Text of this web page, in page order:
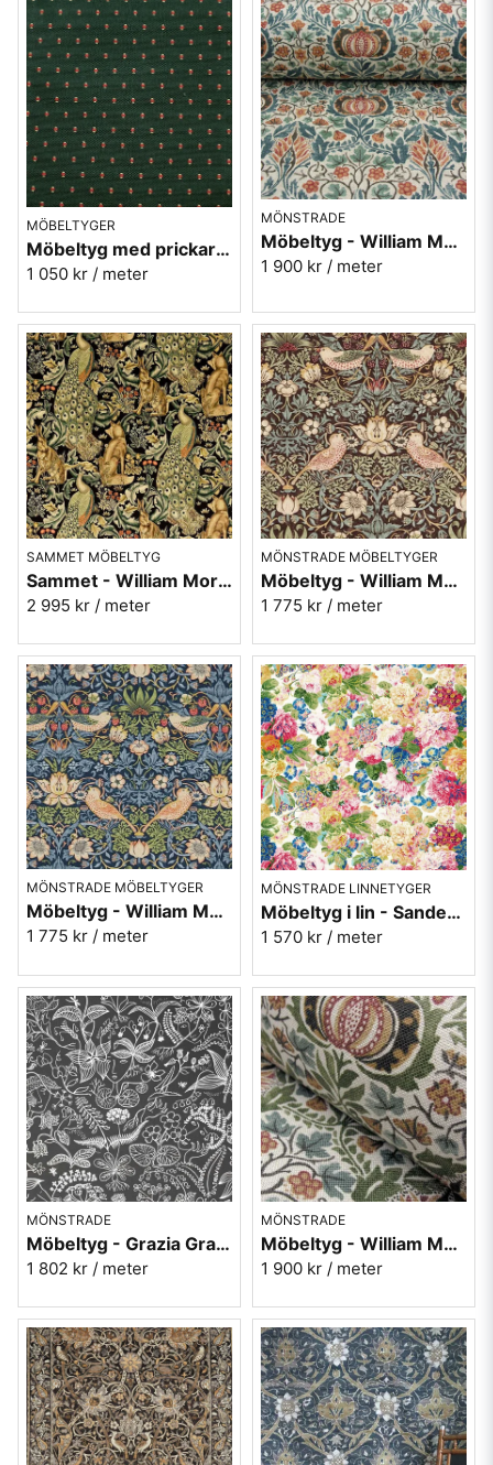
MÖBELTYGER
Möbeltyg med prickar - Plus nr.72 mörkgrön
1 050 kr / meter
MÖNSTRADE
Möbeltyg - William Morris - Little Chintz - teal/saffron
1 900 kr / meter
SAMMET MÖBELTYG
Sammet - William Morris - Forest Velvet - Charcoal
2 995 kr / meter
MÖNSTRADE MÖBELTYGER
Möbeltyg - William Morris - Strawberry thief chocloate/slate
1 775 kr / meter
MÖNSTRADE MÖBELTYGER
Möbeltyg - William Morris - Strawberry thief indigo/mineral
1 775 kr / meter
MÖNSTRADE LINNETYGER
Möbeltyg i lin - Sanderson - Very rose and peony - multi
1 570 kr / meter
MÖNSTRADE
Möbeltyg - Grazia Grande grå - 100% lin
1 802 kr / meter
MÖNSTRADE
Möbeltyg - William Morris - Little Chintz - olive/ochre
1 900 kr / meter